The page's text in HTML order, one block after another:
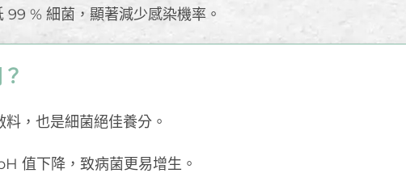
% 細菌，顯著減少感染機率。
料，也是細菌絕佳養分。
值下降，致病菌更易增生。